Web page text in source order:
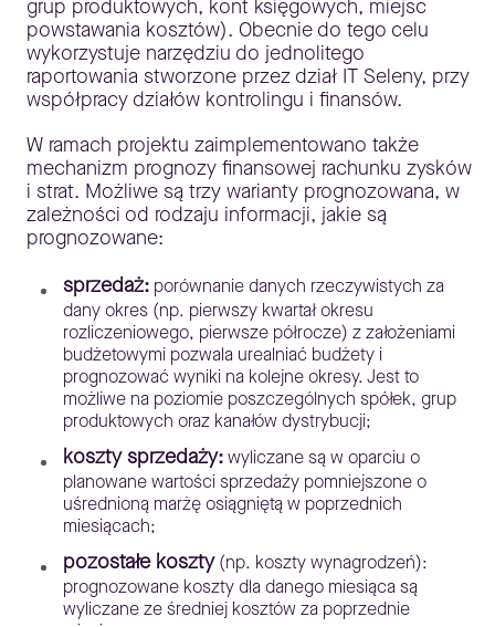
grup produktowych, kont księgowych, miejsc
powstawania kosztów). Obecnie do tego celu
wykorzystuje narzędziu do jednolitego
raportowania stworzone przez dział IT Seleny, przy
współpracy działów kontrolingu i finansów.
W ramach projektu zaimplementowano także
mechanizm prognozy finansowej rachunku zysków
i strat. Możliwe są trzy warianty prognozowana, w
zależności od rodzaju informacji, jakie są
prognozowane:
sprzedaż: porównanie danych rzeczywistych za
dany okres (np. pierwszy kwartał okresu
rozliczeniowego, pierwsze półrocze) z założeniami
budżetowymi pozwala urealniać budżety i
prognozować wyniki na kolejne okresy. Jest to
możliwe na poziomie poszczególnych spółek, grup
produktowych oraz kanałów dystrybucji;
koszty sprzedaży:wyliczane są w oparciu o
planowane wartości sprzedaży pomniejszone o
uśrednioną marżę osiągniętą w poprzednich
miesiącach;
pozostałe koszty(np. koszty wynagrodzeń):
prognozowane koszty dla danego miesiąca są
wyliczane ze średniej kosztów za poprzednie